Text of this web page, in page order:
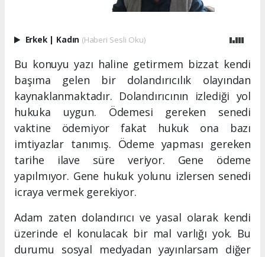
Erkek | Kadın (Haberi Sesli Oku)
Bu konuyu yazı haline getirmem bizzat kendi
başıma gelen bir dolandırıcılık olayından
kaynaklanmaktadır. Dolandırıcının izlediği yol
hukuka uygun. Ödemesi gereken senedi
vaktine ödemiyor fakat hukuk ona bazı
imtiyazlar tanımış. Ödeme yapması gereken
tarihe ilave süre veriyor. Gene ödeme
yapılmıyor. Gene hukuk yolunu izlersen senedi
icraya vermek gerekiyor.
Adam zaten dolandırıcı ve yasal olarak kendi
üzerinde el konulacak bir mal varlığı yok. Bu
durumu sosyal medyadan yayınlarsam diğer